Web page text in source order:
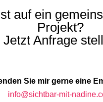
auf ein
Projekt?
Jetzt Anfrage
Sie mir gerne eine
info@sichtbar-mit-